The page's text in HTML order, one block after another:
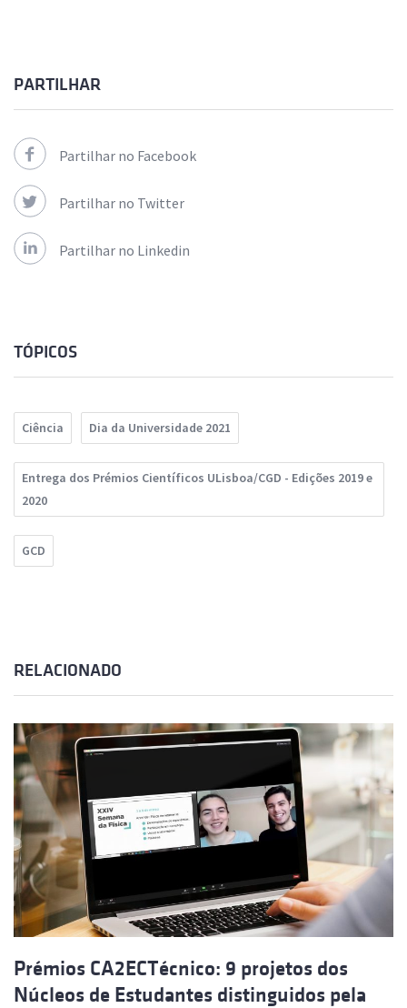
PARTILHAR
Partilhar no Facebook
Partilhar no Twitter
Partilhar no Linkedin
TÓPICOS
Ciência Dia da Universidade 2021
Entrega dos Prémios Científicos ULisboa/CGD - Edições 2019 e
2020
GCD
RELACIONADO
Prémios CA2ECTécnico: 9 projetos dos
Núcleos de Estudantes distinguidos pela